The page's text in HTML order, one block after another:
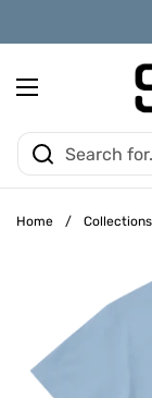
Open menu
Home / Collections